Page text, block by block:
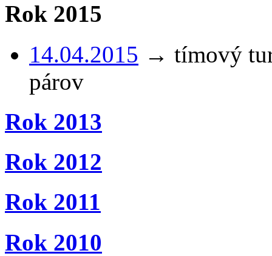
Rok 2015
14.04.2015 → tímový
párov
Rok 2013
Rok 2012
Rok 2011
Rok 2010